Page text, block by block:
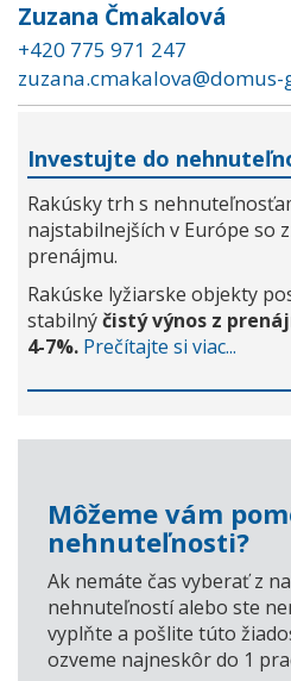
Zuzana Čmakalová
+420 775 971 247
Investujte do
Rakúsky trh s
najstabilnejších v Európe so
prenájmu.
Rakúske lyžiarske objekty
stabilnýčistý výnos z
4-7%. Prečítajte si viac...
Môžeme vám
nehnuteľnosti?
Ak nemáte čas vyberať z
nehnuteľností alebo ste
vyplňte a pošlite túto
ozveme najneskôr do 1